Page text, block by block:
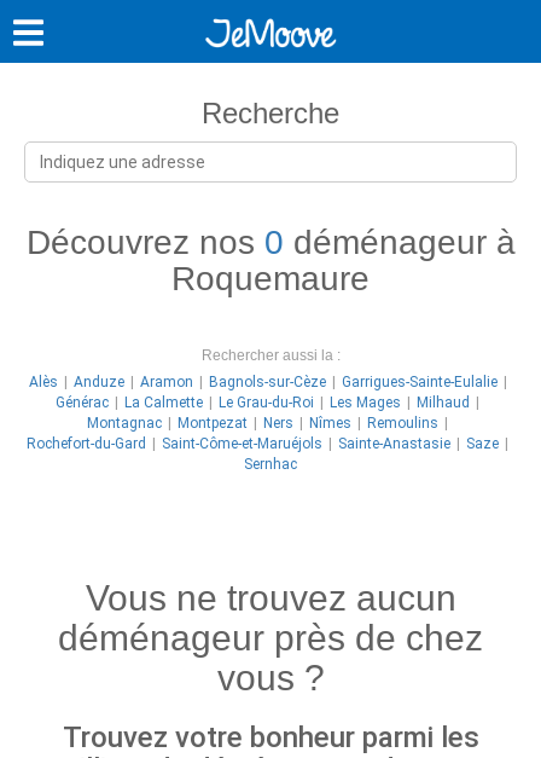
Recherche
Découvrez nos 0 déménageur à
Roquemaure
Rechercher aussi la :
Alès
Anduze Aramon Bagnols-sur-Cèze
Garrigues-Sainte-Eulalie
Générac
La Calmette Le Grau-du-Roi Les Mages
Milhaud
Montagnac
Montpezat Ners Nîmes
Remoulins
Rochefort-du-Gard
Saint-Côme-et-Maruéjols Sainte-Anastasie
Saze
Sernhac
Vous ne trouvez aucun
déménageur près de chez
vous ?
Trouvez votre bonheur parmi les